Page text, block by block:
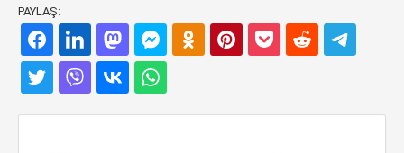
PAYLAŞ: